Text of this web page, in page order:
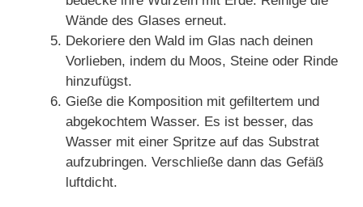
Wände des Glases erneut.
Dekoriere den Wald im Glas nach deinen
Vorlieben, indem du Moos, Steine oder Rinde
hinzufügst.
Gieße die Komposition mit gefiltertem und
abgekochtem Wasser. Es ist besser, das
Wasser mit einer Spritze auf das Substrat
aufzubringen. Verschließe dann das Gefäß
luftdicht.